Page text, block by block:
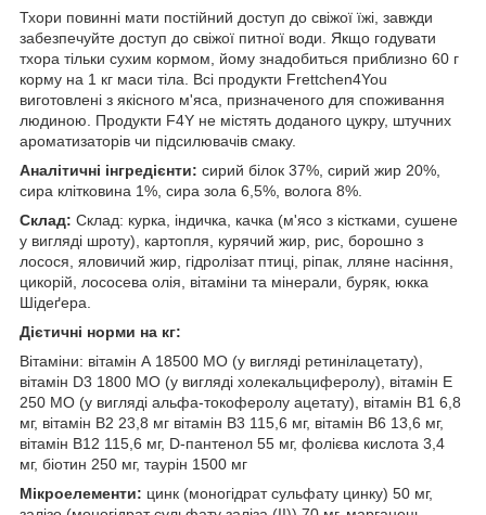
Тхори повинні мати постійний доступ до свіжої їжі, завжди
забезпечуйте доступ до свіжої питної води. Якщо годувати
тхора тільки сухим кормом , йому знадобиться приблизно 60 г
корму на 1 кг маси тіла. Всі продукти Frettchen4You
виготовлені з якісного м'яса, призначеного для споживання
людиною. Продукти F4Y не містять доданого цукру, штучних
ароматизаторів чи підсилювачів смаку.
Аналітичні інгредієнти: сирий білок 37%, сирий жир 20%,
сира клітковина 1%, сира зола 6,5%, волога 8%.
Склад: Склад: курка, індичка, качка (м'ясо з кістками, сушене
у вигляді шроту), картопля, курячий жир, рис, борошно з
лосося, яловичий жир, гідролізат птиці, ріпак, лляне насіння,
цикорій, лососева олія, вітаміни та мінерали, буряк, юкка
Шідеґера.
Дієтичні норми на кг:
Вітаміни: вітамін А 18500 МО (у вигляді ретинілацетату),
вітамін D3 1800 МО (у вигляді холекальциферолу), вітамін Е
250 МО (у вигляді альфа-токоферолу ацетату), вітамін B1 6,8
мг, вітамін B2 23,8 мг вітамін B3 115,6 мг, вітамін B6 13,6 мг,
вітамін B12 115,6 мг, D-пантенол 55 мг, фолієва кислота 3,4
мг, біотин 250 мг, таурін 1500 мг
Мікроелементи: цинк (моногідрат сульфату цинку) 50 мг,